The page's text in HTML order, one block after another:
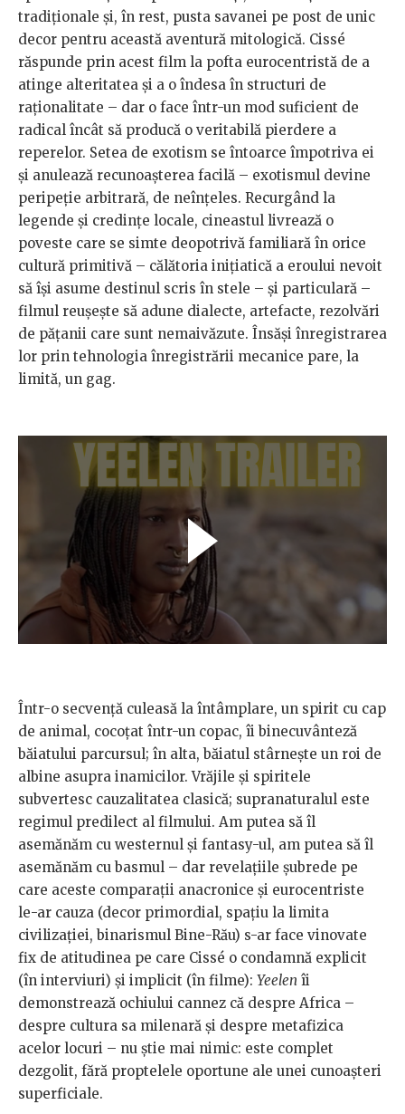
tradiționale și, în rest, pusta savanei pe post de unic
decor pentru această aventură mitologică. Cissé
răspunde prin acest film la pofta eurocentristă de a
atinge alteritatea și a o îndesa în structuri de
raționalitate – dar o face într-un mod suficient de
radical încât să producă o veritabilă pierdere a
reperelor. Setea de exotism se întoarce împotriva ei
și anulează recunoașterea facilă – exotismul devine
peripeție arbitrară, de neînțeles. Recurgând la
legende și credințe locale, cineastul livrează o
poveste care se simte deopotrivă familiară în orice
cultură primitivă – călătoria inițiatică a eroului nevoit
să își asume destinul scris în stele – și particulară –
filmul reușește să adune dialecte, artefacte, rezolvări
de pățanii care sunt nemaivăzute. Însăși înregistrarea
lor prin tehnologia înregistrării mecanice pare, la
limită, un gag.
Într-o secvență culeasă la întâmplare, un spirit cu cap
de animal, cocoțat într-un copac, îi binecuvânteză
băiatului parcursul; în alta, băiatul stârnește un roi de
albine asupra inamicilor. Vrăjile și spiritele
subvertesc cauzalitatea clasică; supranaturalul este
regimul predilect al filmului. Am putea să îl
asemănăm cu westernul și fantasy-ul, am putea să îl
asemănăm cu basmul – dar revelațiile șubrede pe
care aceste comparații anacronice și eurocentriste
le-ar cauza (decor primordial, spațiu la limita
civilizației, binarismul Bine-Rău) s-ar face vinovate
fix de atitudinea pe care Cissé o condamnă explicit
(în interviuri) și implicit (în filme): Yeelen îi
demonstrează ochiului cannez că despre Africa –
despre cultura sa milenară și despre metafizica
acelor locuri – nu știe mai nimic: este complet
dezgolit, fără proptelele oportune ale unei cunoașteri
superficiale.